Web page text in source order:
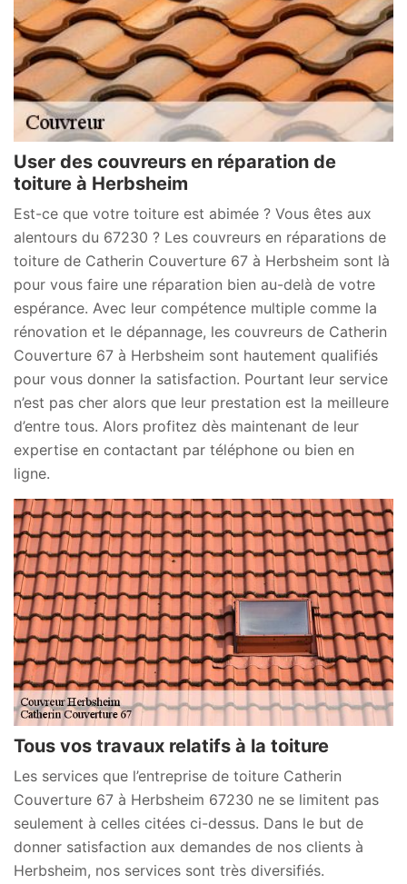
User des couvreurs en réparation de
toiture à Herbsheim
Est-ce que votre toiture est abimée ? Vous êtes aux
alentours du 67230 ? Les couvreurs en réparations de
toiture de Catherin Couverture 67 à Herbsheim sont là
pour vous faire une réparation bien au-delà de votre
espérance. Avec leur compétence multiple comme la
rénovation et le dépannage, les couvreurs de Catherin
Couverture 67 à Herbsheim sont hautement qualifiés
pour vous donner la satisfaction. Pourtant leur service
n’est pas cher alors que leur prestation est la meilleure
d’entre tous. Alors profitez dès maintenant de leur
expertise en contactant par téléphone ou bien en
ligne.
Tous vos travaux relatifs à la toiture
Les services que l’entreprise de toiture Catherin
Couverture 67 à Herbsheim 67230 ne se limitent pas
seulement à celles citées ci-dessus. Dans le but de
donner satisfaction aux demandes de nos clients à
Herbsheim, nos services sont très diversifiés.